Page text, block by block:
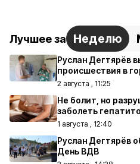
Лучшее за Неделю
Руслан Дегтярёв
происшествия в
2 августа , 11:25
Не болит, но
заболеть
1 августа , 12:40
Руслан Дегтярёв
День ВДВ